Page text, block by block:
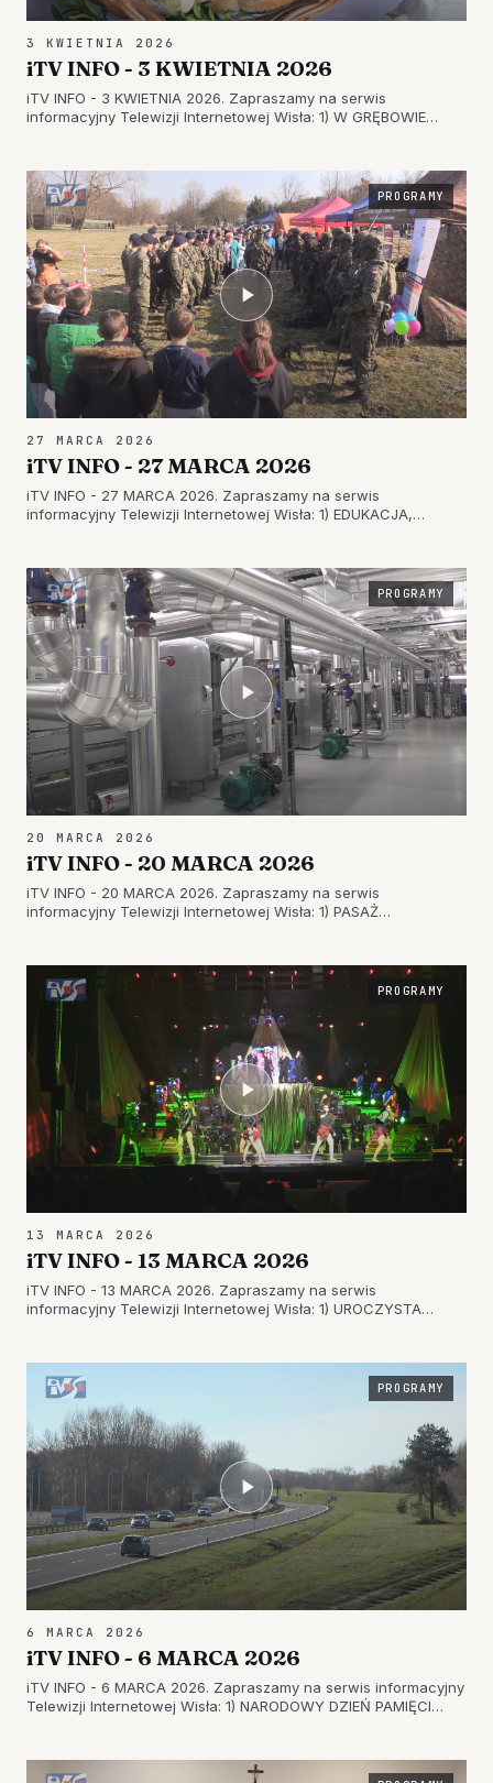
3 KWIETNIA 2026
iTV INFO - 3 KWIETNIA 2026
iTV INFO - 3 KWIETNIA 2026. Zapraszamy na serwis
informacyjny Telewizji Internetowej Wisła: 1) W GRĘBOWIE
NIEDZIELA MĘKI PAŃSKIEJ W TARNOBRZEGU 3)…
PROGRAMY
27 MARCA 2026
iTV INFO - 27 MARCA 2026
iTV INFO - 27 MARCA 2026. Zapraszamy na serwis
informacyjny Telewizji Internetowej Wisła: 1) EDUKACJA,
PROFESJE – FESTIWAL ZAWODÓW PO RAZ TRZE…
PROGRAMY
20 MARCA 2026
iTV INFO - 20 MARCA 2026
iTV INFO - 20 MARCA 2026. Zapraszamy na serwis
informacyjny Telewizji Internetowej Wisła: 1) PASAŻ
Z TRADYCJAMI – ZAPRASZAMY DO ZESPOŁU SZKÓŁ W…
PROGRAMY
13 MARCA 2026
iTV INFO - 13 MARCA 2026
iTV INFO - 13 MARCA 2026. Zapraszamy na serwis
informacyjny Telewizji Internetowej Wisła: 1) UROCZYSTA
GORZYCACH 3) MUZYCZNA PODRÓŻ PRZEZ „ŻYCIE”…
PROGRAMY
6 MARCA 2026
iTV INFO - 6 MARCA 2026
iTV INFO - 6 MARCA 2026. Zapraszamy na serwis informacyjny
Telewizji Internetowej Wisła: 1) NARODOWY DZIEŃ PAMIĘCI
REKORDOWY BIEG PAMIĘCI ŻOŁNIERZY WY…